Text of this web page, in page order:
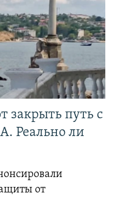
закрыть путь с
Реально ли
от